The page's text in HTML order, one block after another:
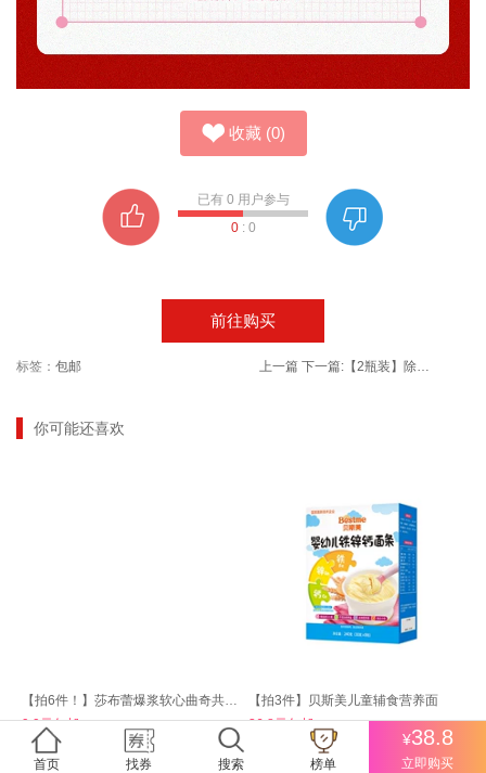
收藏 (0)
已有 0 用户参与
0: 0
前往购买
标签： 包邮 上一篇 下一篇: 【2瓶装】除水垢水渍浴室清洁剂
你可能还喜欢
【拍6件！】莎布蕾爆浆软心曲奇共6袋
9.9元包邮
【拍3件】贝斯美儿童辅食营养面
36.8元包邮
首页 找券 搜索 榜单
¥38.8
立即购买